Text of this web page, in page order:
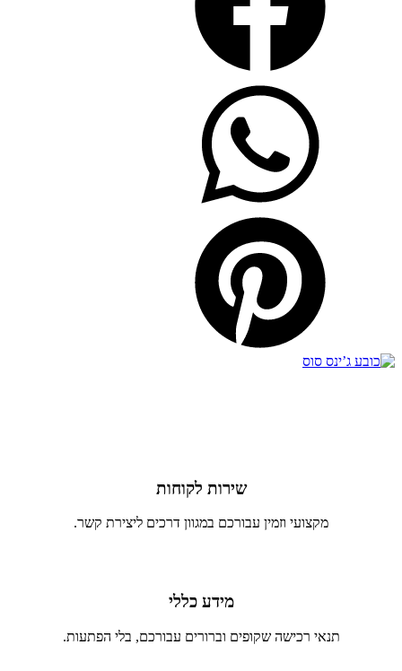
שירות לקוחות
מקצועי וזמין עבורכם במגוון דרכים ליצירת קשר.
מידע כללי
תנאי רכישה שקופים וברורים עבורכם, בלי הפתעות.